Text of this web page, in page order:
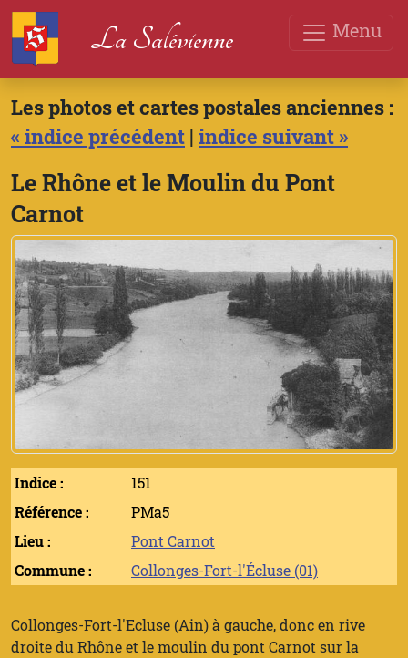
Menu
La Salévienne
Les photos et cartes postales anciennes :
« indice précédent | indice suivant »
Le Rhône et le Moulin du Pont
Carnot
Indice :
151
Référence :
PMa5
Lieu :
Pont Carnot
Commune :
Collonges-Fort-l'Écluse (01)
Collonges-Fort-l'Ecluse (Ain) à gauche, donc en rive
droite du Rhône et le moulin du pont Carnot sur la